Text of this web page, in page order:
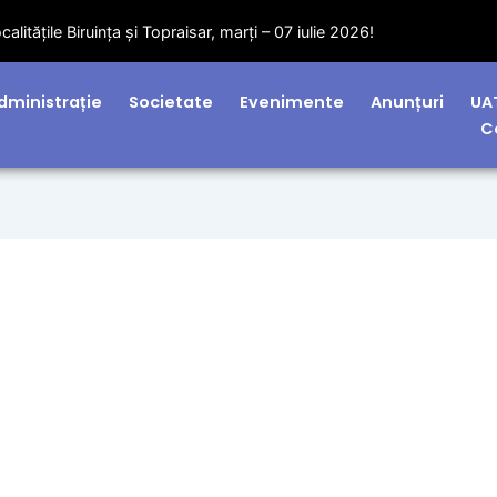
Biruința și Topraisar, marți – 07 iulie 2026!
Societate Evenimente Anunțuri